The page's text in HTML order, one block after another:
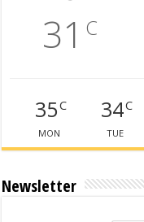
31 C
35C
MON
34C
TUE
Newsletter